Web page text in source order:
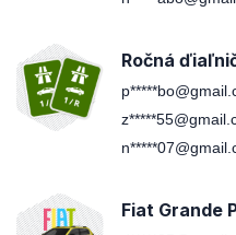
Ročná
Fiat Grande